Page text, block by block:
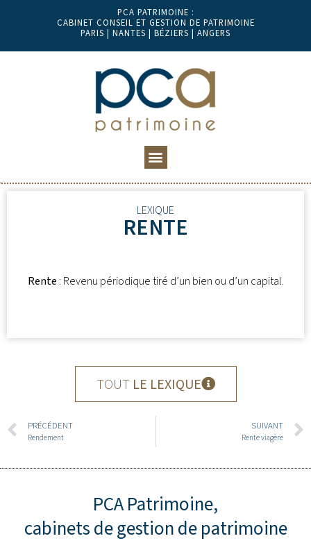
PCA PATRIMOINE :
CABINET CONSEIL ET GESTION DE PATRIMOINE
PARIS | NANTES | BÉZIERS | ANGERS
LEXIQUE
RENTE
Rente : Revenu périodique tiré d’un bien ou d’un capital.
TOUT LE LEXIQUE
PRÉCÉDENT
Rendement
SUIVANT
Rente viagère
PCA Patrimoine,
cabinets de gestion de patrimoine